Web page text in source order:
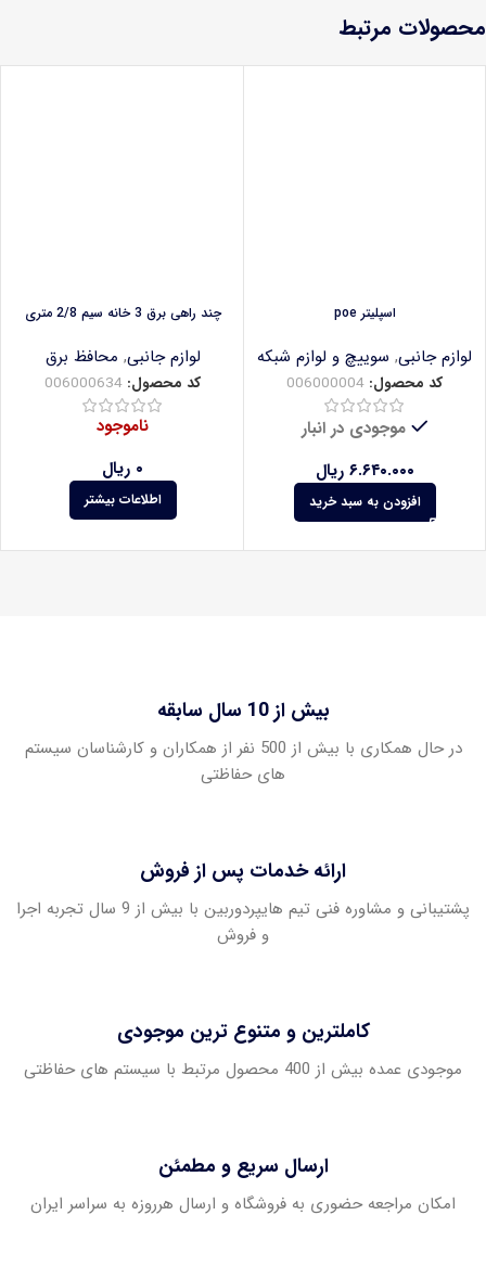
محصولات مرتبط
اسپلیتر poe
لوازم جانبی, سوییچ و لوازم شبکه
کد محصول: 006000004
موجودی در انبار
۶.۶۴۰.۰۰۰ ریال
افزودن به سبد خرید
چند راهی برق 3 خانه سیم 2/8 متری
لوازم جانبی, محافظ برق
کد محصول: 006000634
ناموجود
۰ ریال
اطلاعات بیشتر
بیش از 10 سال سابقه
در حال همکاری با بیش از 500 نفر از همکاران و کارشناسان سیستم
های حفاظتی
ارائه خدمات پس از فروش
پشتیبانی و مشاوره فنی تیم هایپردوربین با بیش از 9 سال تجربه اجرا
و فروش
کاملترین و متنوع ترین موجودی
موجودی عمده بیش از 400 محصول مرتبط با سیستم های حفاظتی
ارسال سریع و مطمئن
امکان مراجعه حضوری به فروشگاه و ارسال هرروزه به سراسر ایران